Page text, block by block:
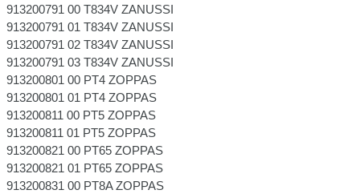
913200791 00 T834V ZANUSSI
913200791 01 T834V ZANUSSI
913200791 02 T834V ZANUSSI
913200791 03 T834V ZANUSSI
913200801 00 PT4 ZOPPAS
913200801 01 PT4 ZOPPAS
913200811 00 PT5 ZOPPAS
913200811 01 PT5 ZOPPAS
913200821 00 PT65 ZOPPAS
913200821 01 PT65 ZOPPAS
913200831 00 PT8A ZOPPAS